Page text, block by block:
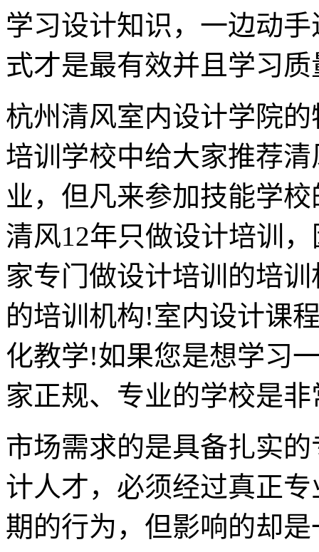
学习设计知识，一边动
式才是最有效并且学习
杭州清风室内设计学院
培训学校中给大家推荐
业，但凡来参加技能学
清风12年只做设计培训
家专门做设计培训的培
的培训机构!室内设计课
化教学!如果您是想学习
家正规、专业的学校是
市场需求的是具备扎实
计人才，必须经过真正
期的行为，但影响的却